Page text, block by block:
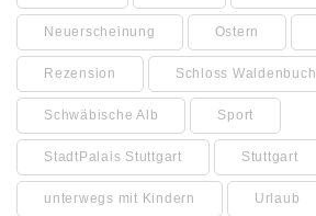
Neuerscheinung Ostern
Rezension Schloss Waldenbuch
Schwäbische Alb Sport
StadtPalais Stuttgart Stuttgart
unterwegs mit Kindern Urlaub